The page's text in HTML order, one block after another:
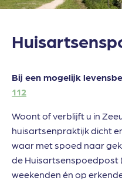
Bij een mogelijk
112
Woont of verblijft u in
huisartsenpraktijk dicht
waar met spoed naar
de Huisartsenspoedpost
weekenden én op